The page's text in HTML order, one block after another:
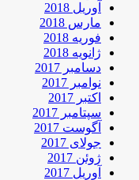
آوریل 2018
مارس 2018
فوریه 2018
ژانویه 2018
دسامبر 2017
نوامبر 2017
اکتبر 2017
سپتامبر 2017
آگوست 2017
جولای 2017
ژوئن 2017
آوریل 2017